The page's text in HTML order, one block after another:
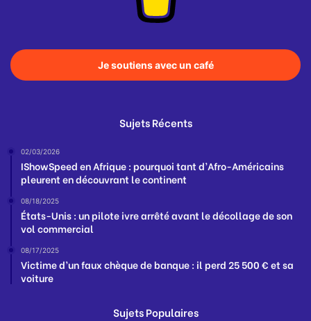
Je soutiens avec un café
Sujets Récents
02/03/2026
IShowSpeed en Afrique : pourquoi tant d’Afro-Américains
pleurent en découvrant le continent
08/18/2025
États-Unis : un pilote ivre arrêté avant le décollage de son
vol commercial
08/17/2025
Victime d’un faux chèque de banque : il perd 25 500 € et sa
voiture
Sujets Populaires